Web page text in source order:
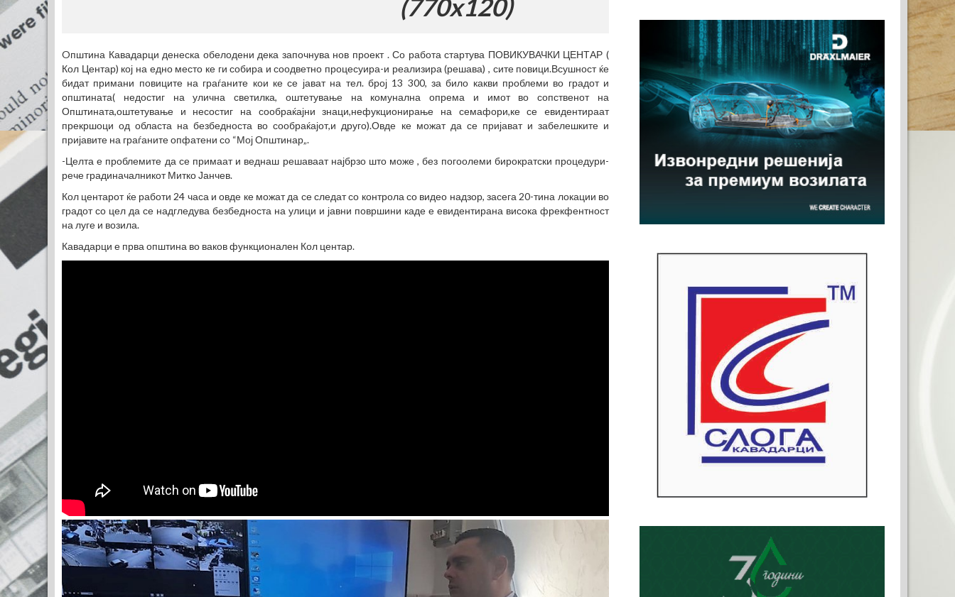
Oпштина Кавадарци денеска обелодени дека започнува нов проект . Со работа стартува ПОВИКУВАЧКИ ЦЕНТАР (
Кол Центар) кој на едно место ке ги собира и соодветно процесуира-и реализира (решава) , сите повици.Всушност ќе
бидат примани повиците на граѓаните кои ке се јават на тел. број 13 300, за било какви проблеми во градот и
општината( недостиг на улична светилка, оштетување на комунална опрема и имот во сопственот на
Општината,оштетување и несостиг на сообраќајни знаци,нефукционирање на семафори,ке се eвидентираат
прекршоци од областа на безбедноста во сообраќајот,и друго).Овде ке можат да се пријават и забелешките и
пријавите на граѓаните опфатени со “Мој Општинар„.
-Целта е проблемите да се примаат и веднаш решаваат најбрзо што може , без погоолеми бирократски процедури-
рече градиначалникот Митко Јанчев.
Кол центарот ќе работи 24 часа и овде ке можат да се следат со контрола со видео надзор, засега 20-тина локации во
градот со цел да се надгледува безбедноста на улици и јавни површини каде е евидентирана висока фрекфентност
на луге и возила.
Кавадарци е прва општина во ваков функционален Кол центар.